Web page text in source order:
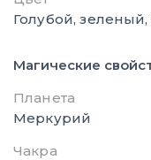
Голубой,
Магические
Планета
Меркурий
Чакра